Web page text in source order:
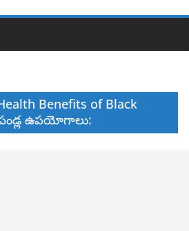
Benefits of Black
పండ్ల ఉపయోగాలు: